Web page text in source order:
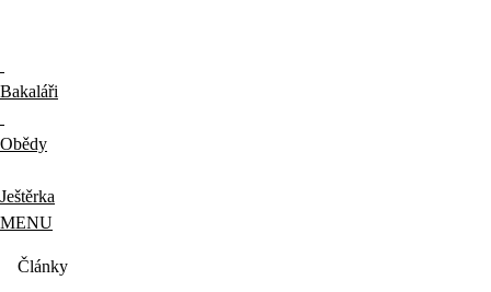
Bakaláři
Obědy
Ještěrka
MENU
Články